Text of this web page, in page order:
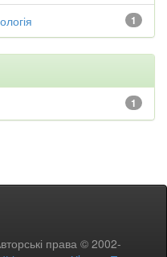
1
1
права © 2002-